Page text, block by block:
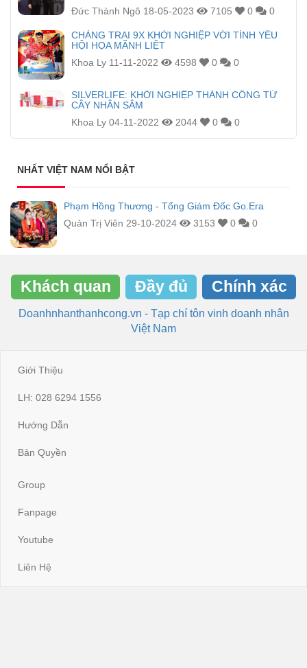
Đức Thành Ngô 18-05-2023 7105 0 0
CHÀNG TRAI 9X KHỞI NGHIỆP VỚI TÌNH YÊU
HỘI HỌA MÃNH LIỆT
Khoa Ly 11-11-2022 4598 0 0
SILVERLIFE: KHỞI NGHIỆP THÀNH CÔNG TỪ
CÂY NHÂN SÂM
Khoa Ly 04-11-2022 2044 0 0
NHẤT VIỆT NAM NỔI BẬT
Phạm Hồng Thương - Tổng Giám Đốc Go.Era
Quản Trị Viên 29-10-2024 3153 0 0
Khách quan Đầy đủ Chính xác
Doanhnhanthanhcong.vn - Tạp chí tôn vinh doanh nhân
Việt Nam
Giới Thiệu
LH: 028 6294 1556
Hướng Dẫn
Bản Quyền
Group
Fanpage
Youtube
Liên Hệ